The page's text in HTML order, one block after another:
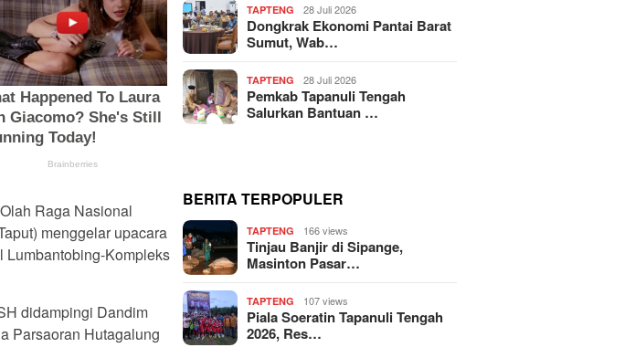
Raga Nasional
menggelar upacara
Lumbantobing-Kompleks
didampingi Dandim
Parsaoran Hutagalung
TAPTENG 28 Juli 2026
Dongkrak Ekonomi Pantai Barat
Sumut, Wab…
TAPTENG 28 Juli 2026
Pemkab Tapanuli Tengah
Salurkan Bantuan …
BERITA TERPOPULER
TAPTENG 166 views
Tinjau Banjir di Sipange,
Masinton Pasar…
TAPTENG 107 views
Piala Soeratin Tapanuli Tengah
2026, Res…